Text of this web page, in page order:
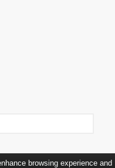
browsing experience and